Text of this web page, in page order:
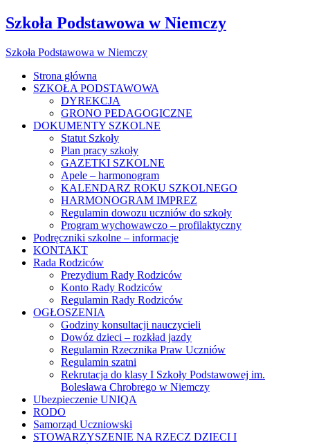
Szkoła Podstawowa w Niemczy
Szkoła Podstawowa w Niemczy
Strona główna
SZKOŁA PODSTAWOWA
DYREKCJA
GRONO PEDAGOGICZNE
DOKUMENTY SZKOLNE
Statut Szkoły
Plan pracy szkoły
GAZETKI SZKOLNE
Apele – harmonogram
KALENDARZ ROKU SZKOLNEGO
HARMONOGRAM IMPREZ
Regulamin dowozu uczniów do szkoły
Program wychowawczo – profilaktyczny
Podręczniki szkolne – informacje
KONTAKT
Rada Rodziców
Prezydium Rady Rodziców
Konto Rady Rodziców
Regulamin Rady Rodziców
OGŁOSZENIA
Godziny konsultacji nauczycieli
Dowóz dzieci – rozkład jazdy
Regulamin Rzecznika Praw Uczniów
Regulamin szatni
Rekrutacja do klasy I Szkoły Podstawowej im.
Bolesława Chrobrego w Niemczy
Ubezpieczenie UNIQA
RODO
Samorząd Uczniowski
STOWARZYSZENIE NA RZECZ DZIECI I